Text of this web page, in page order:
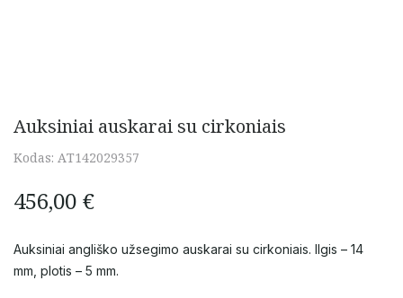
Auksiniai auskarai su cirkoniais
Kodas: AТ142029357
456,00 €
Auksiniai angliško užsegimo auskarai su cirkoniais. Ilgis – 14
mm, plotis – 5 mm.